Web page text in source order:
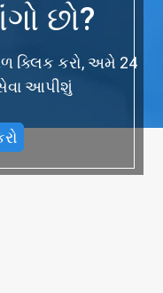
છો?
ક્લિક કરો, અમે 24
આપીશું